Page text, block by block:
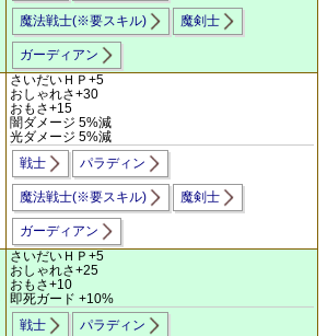
魔法戦士(※要スキル) 魔剣士
ガーディアン
さいだいＨＰ+5
おしゃれさ+30
おもさ+15
闇ダメージ 5%減
光ダメージ 5%減
戦士
パラディン
魔法戦士(※要スキル) 魔剣士
ガーディアン
さいだいＨＰ+5
おしゃれさ+25
おもさ+10
即死ガード +10%
戦士
パラディン